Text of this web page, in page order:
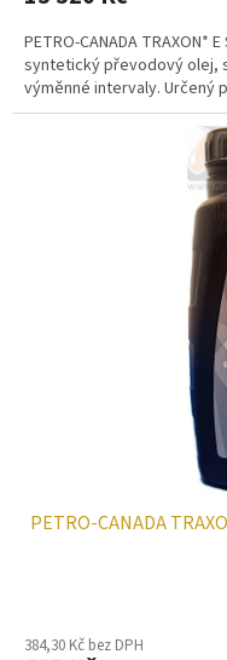
PETRO-CANADA TRAXON*
syntetický převodový olej,
výměnné intervaly. Určený
PETRO-CANADA
384,30 Kč bez DPH